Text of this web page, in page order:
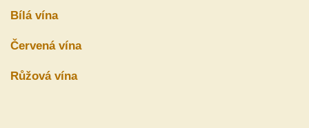
Bílá vína
Červená vína
Růžová vína